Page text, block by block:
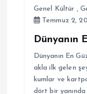
Genel Kültür ,
Temmuz 2,
Dünyanın
Dünyanın En
akla ilk gelen
kumlar ve
dört bir